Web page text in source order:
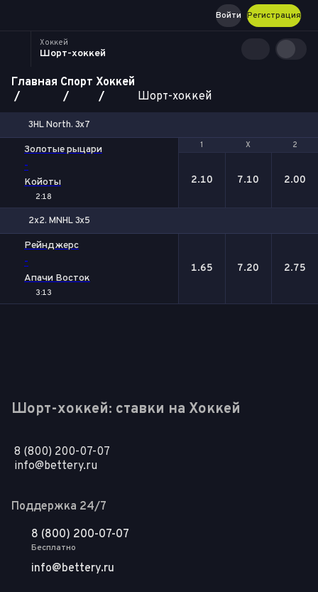
Регистрация
Войти
Хоккей
Шорт-хоккей
Главная Спорт Хоккей
Шорт-хоккей
3HL North. 3x7
1 Х 2
Золотые рыцари
-
Койоты
2:18
1 Х 2
2.10 7.10 2.00
2x2. MNHL 3x5
Рейнджерс
-
Апачи Восток
3:13
1.65 7.20 2.75
Шорт-хоккей: ставки на Хоккей
8 (800) 200-07-07
info@bettery.ru
Поддержка 24/7
8 (800) 200-07-07
Бесплатно
info@bettery.ru